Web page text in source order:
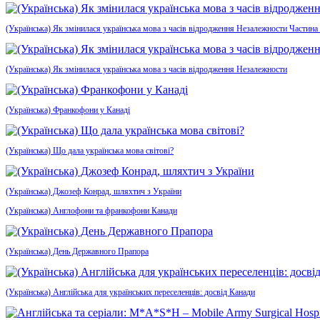
(Українська) Як змінилася українська мова з часів відродження Незалежности Частина
(Українська) Як змінилася українська мова з часів відродження Незалежности
(Українська) Франкофони у Канаді
(Українська) Що дала українська мова світові?
(Українська) Джозеф Конрад, шляхтич з України
(Українська) Англофони та франкофони Канади
(Українська) День Державного Прапора
(Українська) Англійська для українських переселенців: досвід Канади